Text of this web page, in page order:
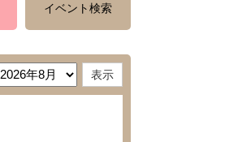
イベント検索